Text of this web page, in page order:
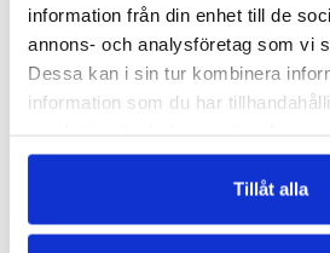
information från din enhet till de
annons- och analysföretag som vi
Dessa kan i sin tur kombinera
information som du har
Tillåt alla
Fyndig sommarlovsskildring
LYSMASKEN
Det här är den bästa boken
under nagelbitande scener.
Sandra och sommaren innan
humoristisk ton med hög